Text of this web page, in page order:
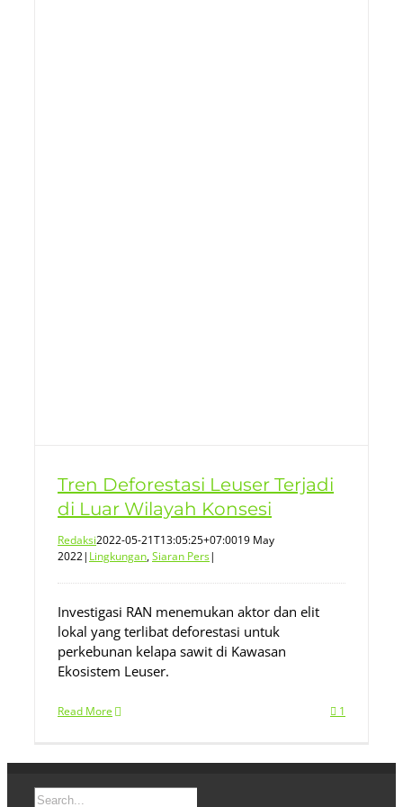
Tren Deforestasi Leuser Terjadi
di Luar Wilayah Konsesi
Redaksi2022-05-21T13:05:25+07:0019 May
2022| Lingkungan,Siaran Pers|
Investigasi RAN menemukan aktor dan elit
lokal yang terlibat deforestasi untuk
perkebunan kelapa sawit di Kawasan
Ekosistem Leuser.
Read More 1
Search